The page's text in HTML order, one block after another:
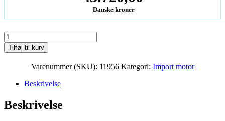
Danske kroner
BMW
2
Coupé
B48B20B
252
Tilføj til kurv
Varenummer (SKU): 11956 Kategori: Import motor
Beskrivelse
Beskrivelse